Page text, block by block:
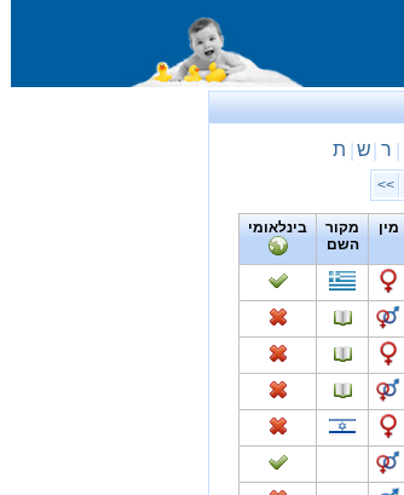
ר ש ת
>>
מין
מקור
השם
בינלאומי